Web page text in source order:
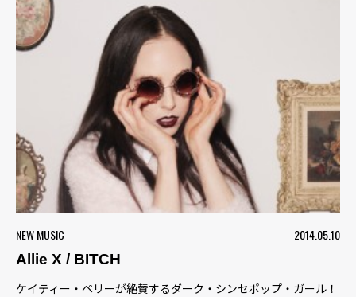
NEW MUSIC
2014.05.10
Allie X / BITCH
ケイティー・ペリーが絶賛するダーク・シンセポップ・ガール！